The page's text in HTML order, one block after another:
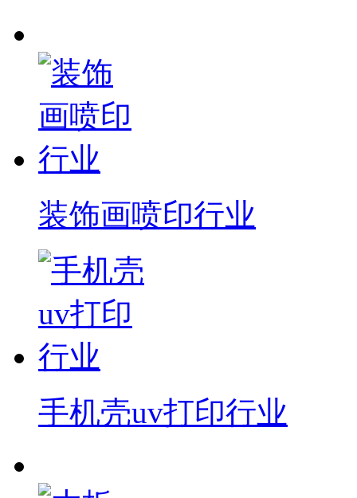
装饰画喷印行业
手机壳uv打印行业